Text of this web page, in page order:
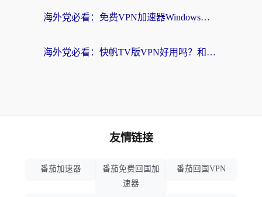
海外党必看：免费VPN加速器Windows版怎么选？附真实测评与无缝访问国内资源指南
海外党必看：快帆TV版VPN好用吗？和hi龟龟VPN对比哪个回国效果更好？附免费加速器选择指南
友情链接
番茄加速器
番茄免费回国加
速器
番茄回国VPN